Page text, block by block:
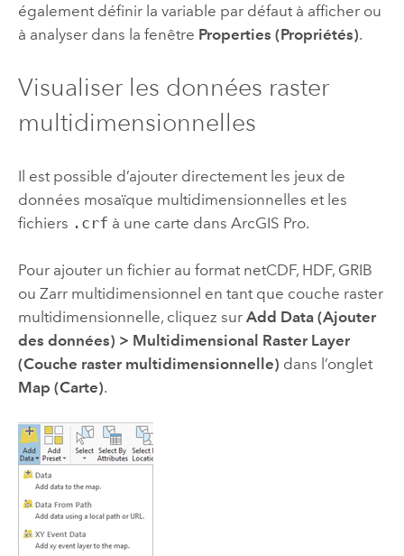
également définir la variable par défaut à afficher ou
à analyser dans la fenêtre Properties (Propriétés).
Visualiser les données raster
multidimensionnelles
Il est possible d’ajouter directement les jeux de
données mosaïque multidimensionnelles et les
fichiers .crf à une carte dans ArcGIS Pro.
Pour ajouter un fichier au format netCDF, HDF, GRIB
ou Zarr multidimensionnel en tant que couche raster
multidimensionnelle, cliquez sur Add Data (Ajouter
des données) > Multidimensional Raster Layer
(Couche raster multidimensionnelle) dans l’onglet
Map (Carte).